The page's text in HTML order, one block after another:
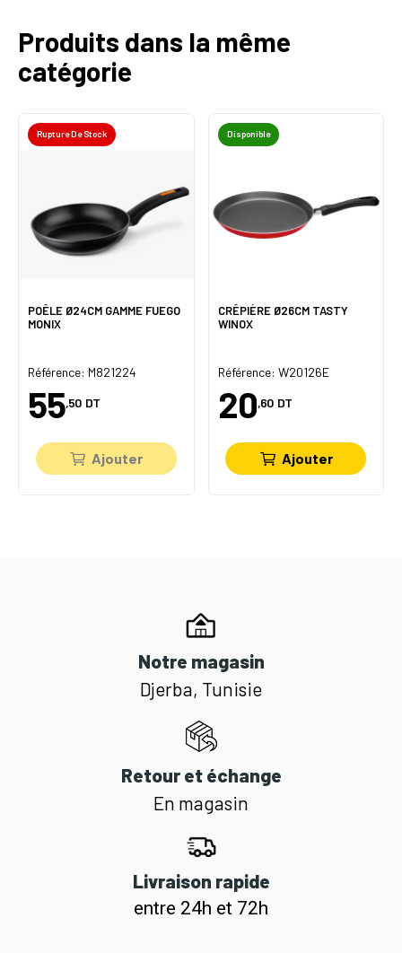
Produits dans la même
catégorie
Rupture De Stock
POÊLE Ø24CM GAMME FUEGO
MONIX
Référence: M821224
55,50 DT
Ajouter
Disponible
CRÊPIÈRE Ø26CM TASTY
WINOX
Référence: W20126E
20,60 DT
Ajouter
Notre magasin
Djerba, Tunisie
Retour et échange
En magasin
Livraison rapide
entre 24h et 72h